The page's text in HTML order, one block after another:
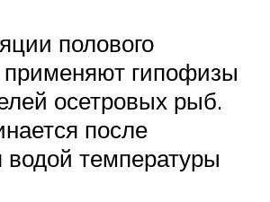
полового
применяют гипофизы
осетровых рыб.
после
температуры